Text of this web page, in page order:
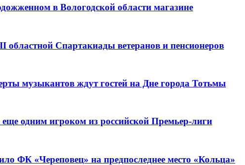
в Вологодской области магазине
областной Спартакиады ветеранов и пенсионеров
музыкантов ждут гостей на Дне города Тотьмы
одним игроком из российской Премьер-лиги
ФК «Череповец» на предпоследнее место «Кольца»